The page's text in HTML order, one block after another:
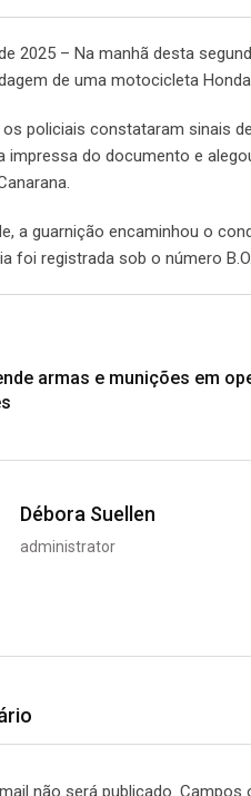
2025 – Na manhã desta
de uma motocicleta
policiais constataram sinais
impressa do documento e
a guarnição encaminhou o
foi registrada sob o número
armas e munições em
Débora Suellen
administrator
não será publicado. Campos